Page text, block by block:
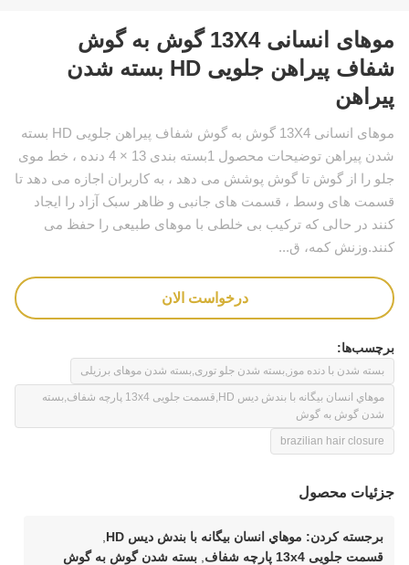
موهای انسانی 13X4 گوش به گوش
شفاف پیراهن جلویی HD بسته شدن
پیراهن
موهای انسانی 13X4 گوش به گوش شفاف پیراهن جلویی HD بسته
شدن پیراهن توضیحات محصول 1بسته بندی 13 × 4 دنده ، خط موی
جلو را از گوش تا گوش پوشش می دهد ، به کاربران اجازه می دهد تا
قسمت های وسط ، قسمت های جانبی و ظاهر سبک آزاد را ایجاد
کنند در حالی که ترکیب بی خلطی با موهای طبیعی را حفظ می
کنند.وزنش کمه، ق...
درخواست الان
برچسب‌ها:
بسته شدن با دنده موز,بسته شدن جلو توری,بسته شدن موهای برزیلی
موهاي انسان بيگانه با بندش ديس HD,قسمت جلویی 13x4 پارچه شفاف,بسته
شدن گوش به گوش
brazilian hair closure
جزئیات محصول
برجسته کردن: موهاي انسان بيگانه با بندش ديس HD
قسمت جلویی 13x4 پارچه شفاف
بسته شدن گوش به گوش